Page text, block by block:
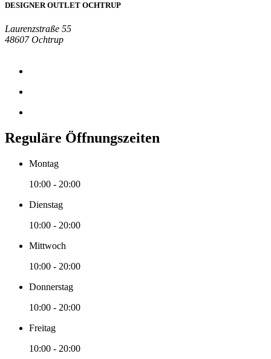
DESIGNER OUTLET OCHTRUP
Laurenzstraße 55
48607 Ochtrup
Reguläre Öffnungszeiten
Montag
10:00 - 20:00
Dienstag
10:00 - 20:00
Mittwoch
10:00 - 20:00
Donnerstag
10:00 - 20:00
Freitag
10:00 - 20:00